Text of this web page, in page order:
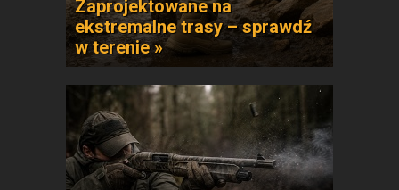
Zaprojektowane na
ekstremalne trasy – sprawdź
w terenie »